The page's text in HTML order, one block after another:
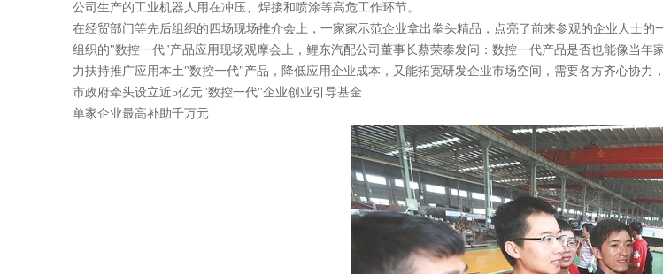
公司生产的工业机器人用在冲压、焊接和喷涂等高危工作环节。
在经贸部门等先后组织的四场现场推介会上，一家家示范企业拿出拳头精品，点亮了前来参观的企业人士
组织的"数控一代"产品应用现场观摩会上，鲤东汽配公司董事长蔡荣泰发问：数控一代产品是否也能像当
力扶持推广应用本土"数控一代"产品，降低应用企业成本，又能拓宽研发企业市场空间，需要各方齐心协力
市政府牵头设立近5亿元"数控一代"企业创业引导基金
单家企业最高补助千万元